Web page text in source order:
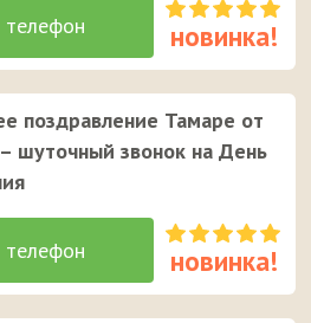
поздравление Тамаре от
шуточный звонок на День